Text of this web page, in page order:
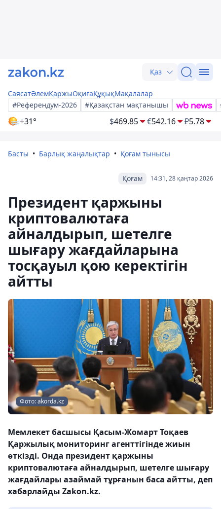
Қаз
СаясатӘлемҚаржыОқиғаҚұқықМақалалар
#Референдум-2026
#Қазақстан мақтанышы
+31° $469.85 €542.16 ₽5.78
Басты Барлық жаңалықтар Қоғам тынысы
14:31, 28 қаңтар 2026
Қоғам
Президент қаржыны
криптовалютаға
айналдырып, шетелге
шығару жағдайларына
тосқауыл қою керектігін
айтты
Фото: akorda.kz
Мемлекет басшысы Қасым-Жомарт Тоқаев
Қаржылық мониторинг агенттігінде жиын
өткізді. Онда президент қаржыны
криптовалютаға айналдырып, шетелге шығару
жағдайлары азаймай тұрғанын баса айтты, деп
хабарлайды Zakon.kz.